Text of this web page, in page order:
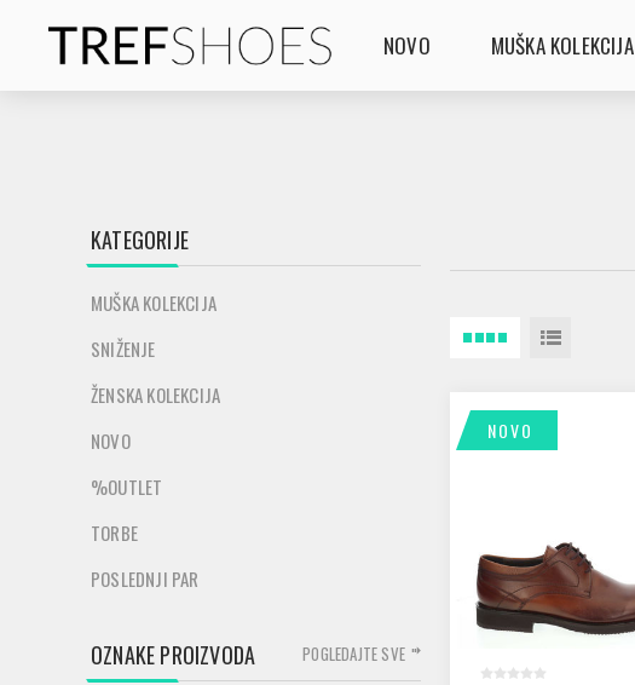
NOVO MUŠKA KOLEKCIJA
NOVO
KATEGORIJE
MUŠKA KOLEKCIJA
SNIŽENJE
ŽENSKA KOLEKCIJA
NOVO
%OUTLET
TORBE
POSLEDNJI PAR
OZNAKE PROIZVODA POGLEDAJTE SVE